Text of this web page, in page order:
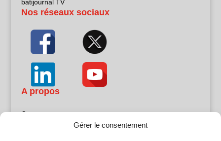
Gérer le consentement
batijournal TV
Nos réseaux sociaux
A propos
Contact